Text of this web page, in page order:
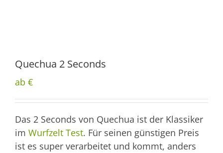
Quechua 2 Seconds
ab €
Das 2 Seconds von Quechua ist der Klassiker
im Wurfzelt Test. Für seinen günstigen Preis
ist es super verarbeitet und kommt, anders